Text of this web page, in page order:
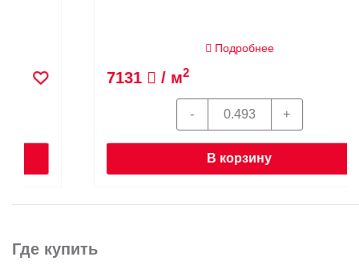
Подробнее
/ м2
В корзину
Где купить